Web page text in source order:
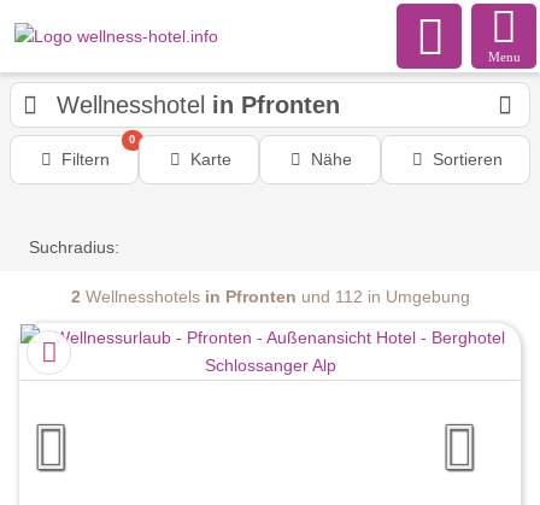
Menu
Wellnesshotel in Pfronten
Filtern
0
Karte Nähe Sortieren
Suchradius:
2 Wellnesshotels in Pfronten und 112 in Umgebung